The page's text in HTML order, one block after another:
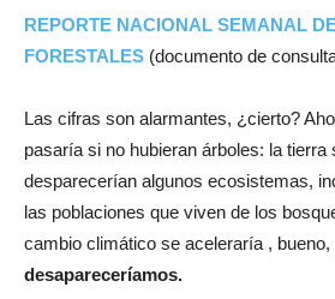
REPORTE NACIONAL SEMANAL
FORESTALES (documento de
Las cifras son alarmantes, ¿cierto?
pasaría si no hubieran árboles: la tierra
desparecerían algunos ecosistemas,
las poblaciones que viven de los
cambio climático se aceleraría , bueno,
desapareceríamos.